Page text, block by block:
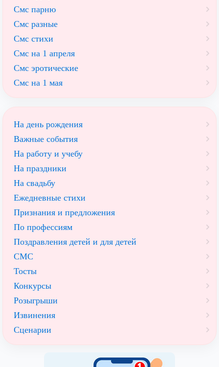
Смс парню
Смс разные
Смс стихи
Смс на 1 апреля
Смс эротические
Смс на 1 мая
На день рождения
Важные события
На работу и учебу
На праздники
На свадьбу
Ежедневные стихи
Признания и предложения
По профессиям
Поздравления детей и для детей
СМС
Тосты
Конкурсы
Розыгрыши
Извинения
Сценарии